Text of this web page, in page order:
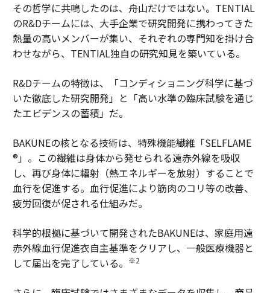
その哲学に共鳴したのは、舟山だけではない。TENTIAL
のR&Dチームには、大手企業で研究開発に携わってきた
熱量の高いメンバーが集い、それぞれの専門知を掛け合
わせながら、TENTIAL独自の研究知見を築いている。
R&Dチームの特徴は、「コンディショニング科学に基づ
いた徹底した研究開発」と「高い水準の臨床試験を通じ
たエビデンスの蓄積」だ。
BAKUNEの核となる技術は、特殊機能繊維「SELFLAME
®」。この繊維は身体から発せられる遠赤外線を吸収
し、再び身体に輻射（熱エネルギーを放射）することで
血行を促進する。血行促進により筋肉のコリ等の改善、
疲労回復が促される仕組みだ。
科学的根拠に基づいて開発されたBAKUNEは、家庭用遠
赤外線血行促進衣自主基準をクリアし、一般医療機器と
して届出を完了している。
※2